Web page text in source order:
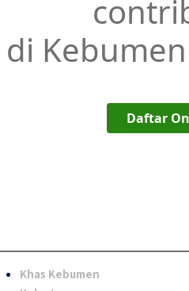
di
Daftar
Khas Kebumen